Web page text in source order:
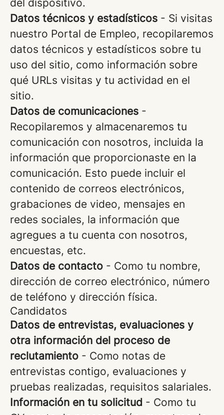
del dispositivo.
Datos técnicos y estadísticos - Si visitas
nuestro Portal de Empleo, recopilaremos
datos técnicos y estadísticos sobre tu
uso del sitio, como información sobre
qué URLs visitas y tu actividad en el
sitio.
Datos de comunicaciones -
Recopilaremos y almacenaremos tu
comunicación con nosotros, incluida la
información que proporcionaste en la
comunicación. Esto puede incluir el
contenido de correos electrónicos,
grabaciones de video, mensajes en
redes sociales, la información que
agregues a tu cuenta con nosotros,
encuestas, etc.
Datos de contacto - Como tu nombre,
dirección de correo electrónico, número
de teléfono y dirección física.
Candidatos
Datos de entrevistas, evaluaciones y
otra información del proceso de
reclutamiento - Como notas de
entrevistas contigo, evaluaciones y
pruebas realizadas, requisitos salariales.
Información en tu solicitud - Como tu